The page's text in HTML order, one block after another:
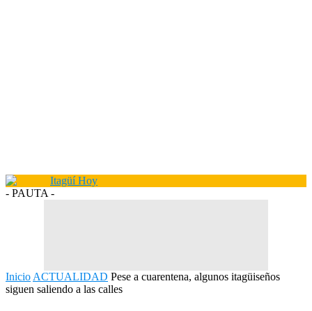
- PAUTA -
Inicio ACTUALIDAD Pese a cuarentena, algunos itagüiseños
siguen saliendo a las calles